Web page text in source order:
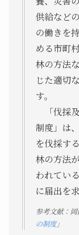
供給など
の働きを
める市町
林の方法
じた適切
す。
「伐採
制度」は
を伐採す
林の方法
われてい
に届出を
参考文献：
の制度」